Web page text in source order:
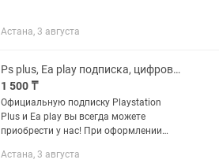
Астана, 3 августа
Ps plus, Ea play подписка, цифровые игры аккаунты Украина турция
1 500 ₸
Официальную подписку Playstation
Plus и Ea play вы всегда можете
приобрести у нас! При оформлении
версию. ✅Распродажи PSN
Астана, 3 августа